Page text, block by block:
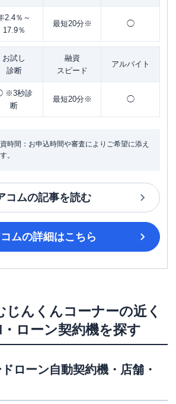
2.4％～
17.9％
最短20分※ ◯
お試し
診断
融資
スピード
アルバイト
※3秒診
断
最短20分※ ◯
時間：お申込時間や審査によりご希望に添え
。
コムの記事を読む
ムの詳細はこちら
じんくんコーナーの近く
ローン契約機を探す
ローン自動契約機・店舗・